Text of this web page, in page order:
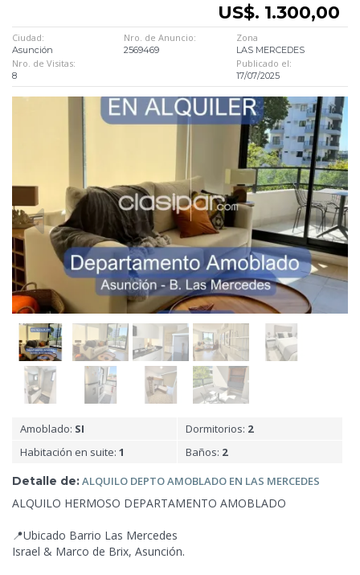
US$. 1.300,00
Ciudad:
Asunción
Nro. de Anuncio:
2569469
Zona
LAS MERCEDES
Nro. de Visitas:
8
Publicado el:
17/07/2025
Amoblado: SI Dormitorios: 2
Habitación en suite: 1 Baños: 2
Detalle de:ALQUILO DEPTO AMOBLADO EN LAS MERCEDES
ALQUILO HERMOSO DEPARTAMENTO AMOBLADO
📍Ubicado Barrio Las Mercedes
Israel & Marco de Brix, Asunción.